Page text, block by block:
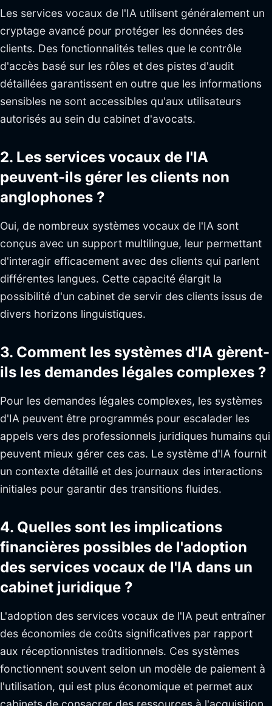
Les services vocaux de l'IA utilisent généralement un
cryptage avancé pour protéger les données des
clients. Des fonctionnalités telles que le contrôle
d'accès basé sur les rôles et des pistes d'audit
détaillées garantissent en outre que les informations
sensibles ne sont accessibles qu'aux utilisateurs
autorisés au sein du cabinet d'avocats.
2. Les services vocaux de l'IA
peuvent-ils gérer les clients non
anglophones ?
Oui, de nombreux systèmes vocaux de l'IA sont
conçus avec un support multilingue, leur permettant
d'interagir efficacement avec des clients qui parlent
différentes langues. Cette capacité élargit la
possibilité d'un cabinet de servir des clients issus de
divers horizons linguistiques.
3. Comment les systèmes d'IA gèrent-
ils les demandes légales complexes ?
Pour les demandes légales complexes, les systèmes
d'IA peuvent être programmés pour escalader les
appels vers des professionnels juridiques humains qui
peuvent mieux gérer ces cas. Le système d'IA fournit
un contexte détaillé et des journaux des interactions
initiales pour garantir des transitions fluides.
4. Quelles sont les implications
financières possibles de l'adoption
des services vocaux de l'IA dans un
cabinet juridique ?
L'adoption des services vocaux de l'IA peut entraîner
des économies de coûts significatives par rapport
aux réceptionnistes traditionnels. Ces systèmes
fonctionnent souvent selon un modèle de paiement à
l'utilisation, qui est plus économique et permet aux